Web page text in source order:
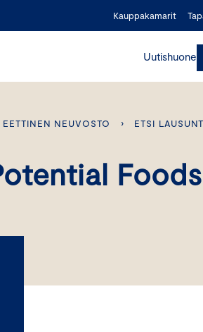
Kauppakamarit
Uutishuone
NEUVOSTO › ETSI